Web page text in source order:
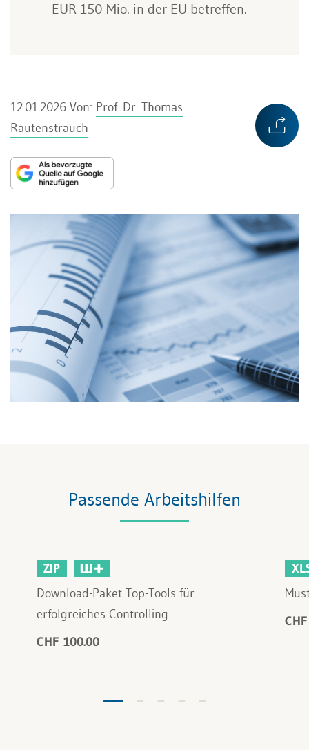
EUR 150 Mio. in der EU betreffen.
12.01.2026 Von: Prof. Dr. Thomas
Rautenstrauch
Passende Arbeitshilfen
ZIP
Download-Paket Top-Tools für
erfolgreiches Controlling
CHF 100.00